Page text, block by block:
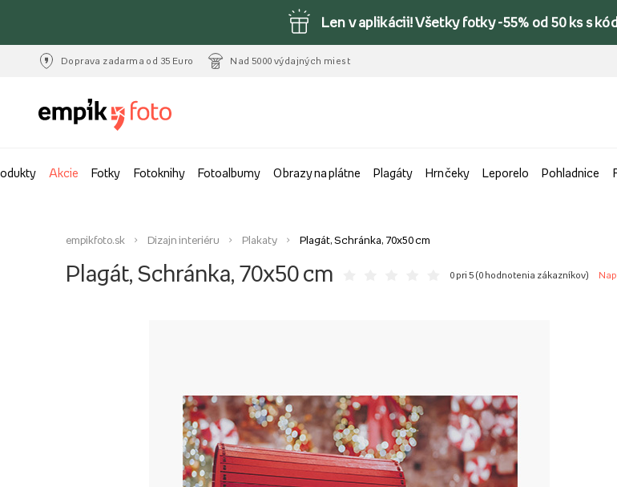
Len v aplikácii! Všetky fotky -55% od 50 ks s
Doprava zadarma od 35 Euro Nad 5000 výdajných miest
Akcie Fotky Fotoknihy Fotoalbumy Obrazy na plátne Plagáty Hrnčeky Leporelo Pohladnice
empikfoto.sk Dizajn interiéru Plakaty Plagát, Schránka, 70x50 cm
Plagát, Schránka, 70x50 cm 0 pri 5 (0 hodnotenia zákazníkov)